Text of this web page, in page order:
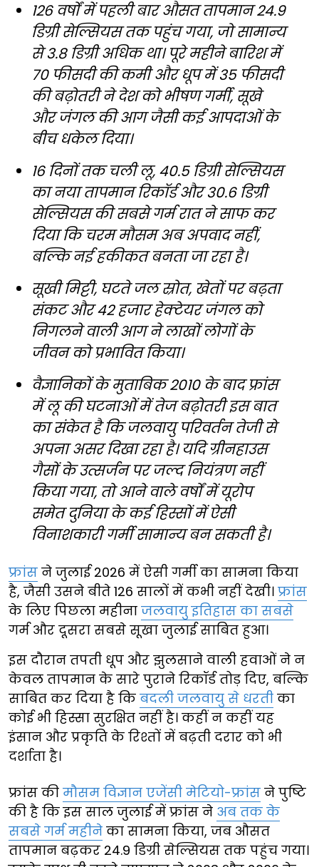
126 वर्षों में पहली बार औसत तापमान 24.9
डिग्री सेल्सियस तक पहुंच गया, जो सामान्य
से 3.8 डिग्री अधिक था। पूरे महीने बारिश में
70 फीसदी की कमी और धूप में 35 फीसदी
की बढ़ोतरी ने देश को भीषण गर्मी, सूखे
और जंगल की आग जैसी कई आपदाओं के
बीच धकेल दिया।
16 दिनों तक चली लू, 40.5 डिग्री सेल्सियस
का नया तापमान रिकॉर्ड और 30.6 डिग्री
सेल्सियस की सबसे गर्म रात ने साफ कर
दिया कि चरम मौसम अब अपवाद नहीं,
बल्कि नई हकीकत बनता जा रहा है।
सूखी मिट्टी, घटते जल स्रोत, खेतों पर बढ़ता
संकट और 42 हजार हेक्टेयर जंगल को
निगलने वाली आग ने लाखों लोगों के
जीवन को प्रभावित किया।
वैज्ञानिकों के मुताबिक 2010 के बाद फ्रांस
में लू की घटनाओं में तेज बढ़ोतरी इस बात
का संकेत है कि जलवायु परिवर्तन तेजी से
अपना असर दिखा रहा है। यदि ग्रीनहाउस
गैसों के उत्सर्जन पर जल्द नियंत्रण नहीं
किया गया, तो आने वाले वर्षों में यूरोप
समेत दुनिया के कई हिस्सों में ऐसी
विनाशकारी गर्मी सामान्य बन सकती है।
फ्रांस ने जुलाई 2026 में ऐसी गर्मी का सामना किया
है, जैसी उसने बीते 126 सालों में कभी नहीं देखी। फ्रांस
के लिए पिछला महीना जलवायु इतिहास का सबसे
गर्म और दूसरा सबसे सूखा जुलाई साबित हुआ।
इस दौरान तपती धूप और झुलसाने वाली हवाओं ने न
केवल तापमान के सारे पुराने रिकॉर्ड तोड़ दिए, बल्कि
साबित कर दिया है कि बदली जलवायु से धरती का
कोई भी हिस्सा सुरक्षित नहीं है। कहीं न कहीं यह
इंसान और प्रकृति के रिश्तों में बढ़ती दरार को भी
दर्शाता है।
फ्रांस की मौसम विज्ञान एजेंसी मेटियो-फ्रांस ने पुष्टि
की है कि इस साल जुलाई में फ्रांस ने अब तक के
सबसे गर्म महीने का सामना किया, जब औसत
तापमान बढ़कर 24.9 डिग्री सेल्सियस तक पहुंच गया।